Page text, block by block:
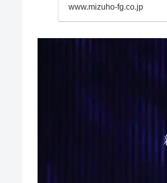
www.mizuho-fg.co.jp